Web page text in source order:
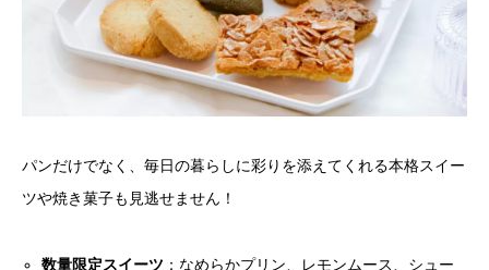
パンだけでなく、毎日の暮らしに彩りを添えてくれる本格スイー
ツや焼き菓子も見逃せません！
数量限定スイーツ ：なめらかプリン、レモンムース、シュー